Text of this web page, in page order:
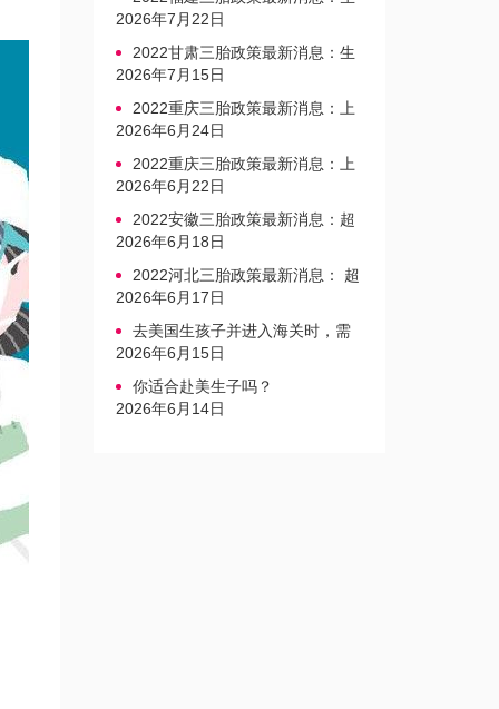
育奖励发放迎新标准
2026年7月22日
2022甘肃三胎政策最新消息：生
育产假不享受带薪福利
2026年7月15日
2022重庆三胎政策最新消息：上
户口、办准生证指南
2026年6月24日
2022重庆三胎政策最新消息：上
户口、办准生证指南
2026年6月22日
2022安徽三胎政策最新消息：超
生家庭罚款标准更新
2026年6月18日
2022河北三胎政策最新消息： 超
生三孩不再缴纳社会抚养费
2026年6月17日
去美国生孩子并进入海关时，需
要注意的事项是什么？
2026年6月15日
你适合赴美生子吗？
2026年6月14日